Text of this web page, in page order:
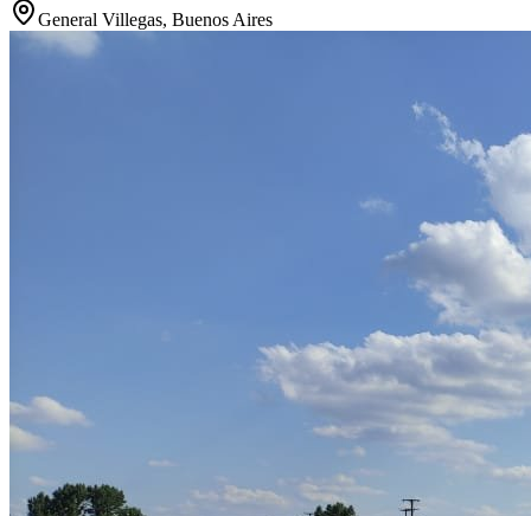
General Villegas, Buenos Aires